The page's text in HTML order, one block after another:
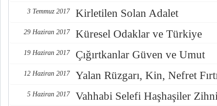
3 Temmuz 2017 Kirletilen Solan Adalet
29 Haziran 2017 Küresel Odaklar ve Türkiye
19 Haziran 2017 Çığırtkanlar Güven ve Umut
12 Haziran 2017 Yalan Rüzgarı, Kin, Nefret
5 Haziran 2017 Vahhabi Selefi Haşhaşiler